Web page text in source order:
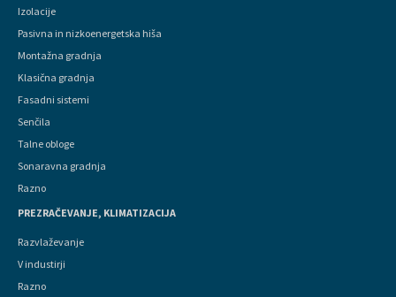
Izolacije
Pasivna in nizkoenergetska hiša
Montažna gradnja
Klasična gradnja
Fasadni sistemi
Senčila
Talne obloge
Sonaravna gradnja
Razno
PREZRAČEVANJE, KLIMATIZACIJA
Razvlaževanje
V industirji
Razno